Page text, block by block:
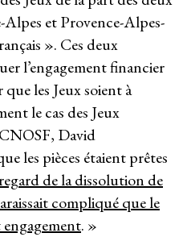
et Provence-Alpes-
». Ces deux
l’engagement financier
les Jeux soient à
le cas des Jeux
David
les pièces étaient prêtes
de la dissolution de
compliqué que le
. »